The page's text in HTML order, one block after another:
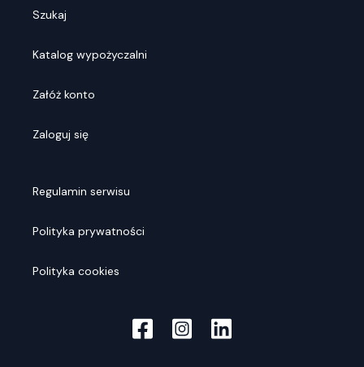
Szukaj
Katalog wypożyczalni
Załóż konto
Zaloguj się
Regulamin serwisu
Polityka prywatności
Polityka cookies